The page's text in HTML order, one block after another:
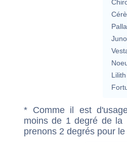
Lilith
* Comme il est
moins de 1 degré de la
prenons 2 degrés pour